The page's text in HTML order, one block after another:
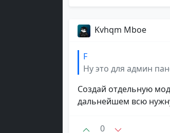
Kvhqm Mboe
F
Ну это для админ
Создай отдельную
дальнейшем всю
0